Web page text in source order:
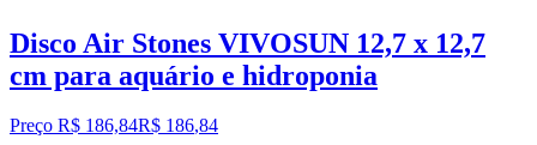
Disco Air Stones VIVOSUN 12,7 x 12,7
cm para aquário e hidroponia
Preço R$ 186,84R$ 186,84